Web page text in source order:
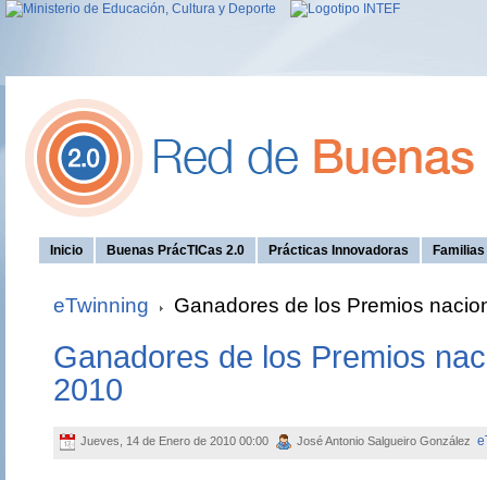
Inicio Buenas PrácTICas 2.0 Prácticas Innovadoras
eTwinning Ganadores de los Premios
Ganadores de los Premios
2010
Jueves, 14 de Enero de 2010 00:00 José Antonio Salgueiro González